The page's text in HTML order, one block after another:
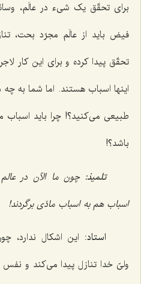
برای تحقّق یک شیء در عالَم،
فیض باید از عالَم مجرّد بحت،
تحقّق پیدا کرده و برای این کار
اینها اسباب هستند. اما شما به
طبیعی می‌کنید؟! چرا باید
باشد؟!
تلمیذ:چون ما الآن در
اسباب هم به اسباب مادّی برگردند!
استاد: این اشکال ندارد،
ولیّ خدا تنازل پیدا می‌کند و